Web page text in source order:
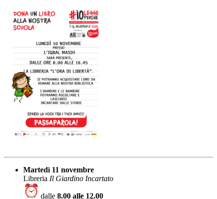
Martedì 11 novembre
Libreria Il Giardino Incartato
dalle 8.00 alle 12.00